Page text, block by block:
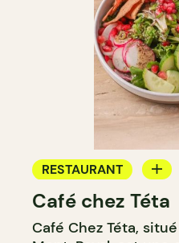
RESTAURANT
CAFÉ
ÉPICERIE / DEP
Café chez Téta
Café Chez Téta,